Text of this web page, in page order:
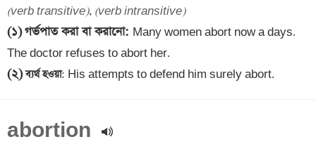
(verb transitive), (verb intransitive)
(১)গর্ভপাত করা বা করানো: Many women abort now a days.
(২) ব্যর্থ হওয়া: His attempts to defend him surely abort.
abortion